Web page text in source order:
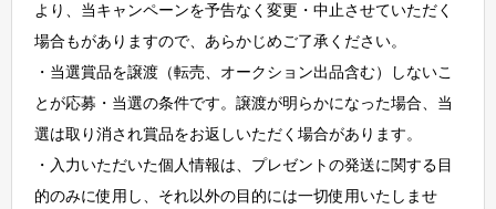
より、当キャンペーンを予告なく変更・中止させていただく
場合もがありますので、あらかじめご了承ください。
・当選賞品を譲渡（転売、オークション出品含む）しないこ
とが応募・当選の条件です。譲渡が明らかになった場合、当
選は取り消され賞品をお返しいただく場合があります。
・入力いただいた個人情報は、プレゼントの発送に関する目
的のみに使用し、それ以外の目的には一切使用いたしませ